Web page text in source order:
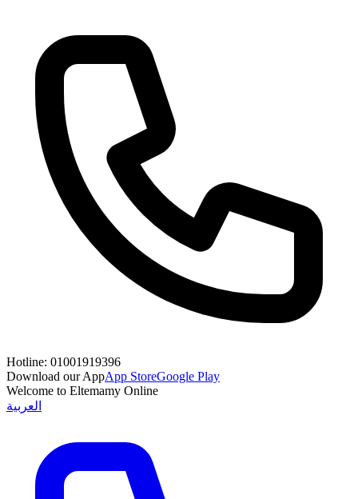
Hotline: 01001919396
Download our AppApp StoreGoogle Play
Welcome to Eltemamy Online
العربية